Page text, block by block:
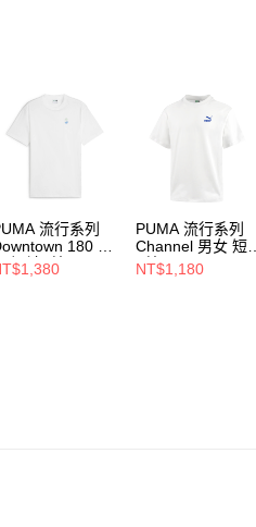
或使用他人資訊註冊。若發現惡意使用之情
將有權停止該用戶之使用額度並採取法律行
流行系列
180 男
短袖T恤
62437502
PUMA 流行系列
Channel 男女 短袖
T恤 68234102
NT$1,180